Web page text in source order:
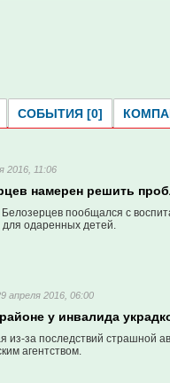
СОБЫТИЯ [0]
2016, 11:06
намерен решить
пообщался с
одаренных детей.
апреля 2016, 06:00
у инвалида
из-за последствий страшной
агентством.